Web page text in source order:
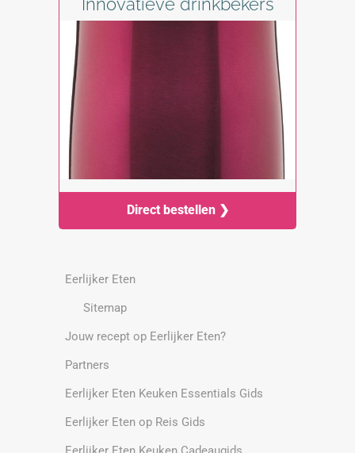
Direct bestellen ❯
Eerlijker Eten
Sitemap
Jouw recept op Eerlijker Eten?
Partners
Eerlijker Eten Keuken Essentials Gids
Eerlijker Eten op Reis Gids